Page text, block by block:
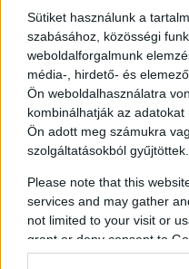
Sütiket használunk a
szabásához, közösségi
weboldalforgalmunk
média-, hirdető- és
Ön weboldalhasználatra
kombinálhatják az
Ön adott meg számukra
szolgáltatásokból
Please note that this
services and may gather
not limited to your visit or
grant or deny consent to
use your data for below
Info
Hírek
Sajtókapcsolat